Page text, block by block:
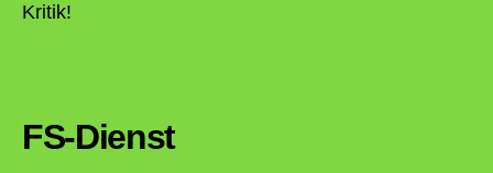
Kritik!
FS-Dienst